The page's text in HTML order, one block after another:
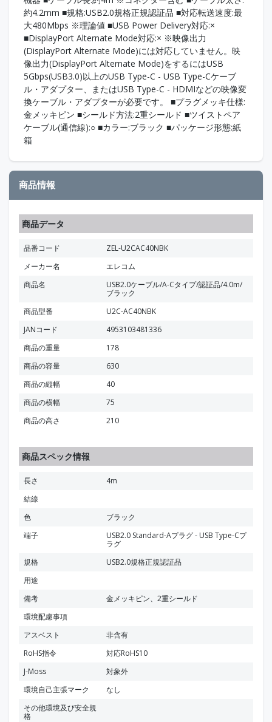
約4.2mm ■規格:USB2.0規格正規認証品 ■対応転送速度:最
大480Mbps ※理論値 ■USB Power Delivery対応:×
■DisplayPort Alternate Mode対応:× ※映像出力
(DisplayPort Alternate Mode)には対応していません。映
像出力(DisplayPort Alternate Mode)をするにはUSB
5Gbps(USB3.0)以上のUSB Type-C - USB Type-Cケーブ
ル・アダプター、またはUSB Type-C - HDMIなどの映像変
換ケーブル・アダプターが必要です。 ■プラグメッキ仕様:
金メッキピン ■シールド方法:2重シールド ■ツイストペア
ケーブル(通信線):○ ■カラー:ブラック ■パッケージ形態:紙
箱
商品情報
商品データ
品番コード
ZEL-U2CAC40NBK
メーカー名
エレコム
商品名
USB2.0ケーブル/A-Cタイプ/認証品/4.0m/
ブラック
商品型番
U2C-AC40NBK
JANコード
4953103481336
商品の重量
178
商品の容量
630
商品の縦幅
40
商品の横幅
75
商品の高さ
210
商品スペック情報
長さ
4m
結線
色
ブラック
端子
USB2.0 Standard-Aプラグ - USB Type-Cプ
ラグ
規格
USB2.0規格正規認証品
用途
備考
金メッキピン、2重シールド
環境配慮事項
アスベスト
非含有
RoHS指令
対応RoHS10
J-Moss
対象外
環境自己主張マーク
なし
その他環境及び安全規
格